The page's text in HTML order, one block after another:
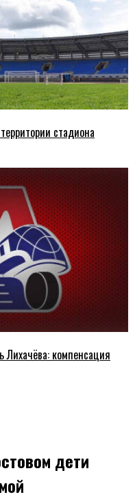
стадиона
Лихачёва: компенсация
дети